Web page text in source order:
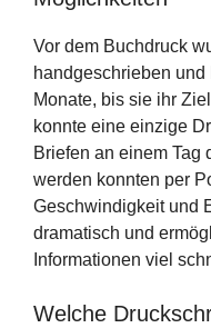
Vor dem Buchdruck
handgeschrieben
Monate, bis sie ihr
konnte eine einzige
Briefen an einem Tag
werden konnten per
Geschwindigkeit und
dramatisch und
Informationen viel
Welche